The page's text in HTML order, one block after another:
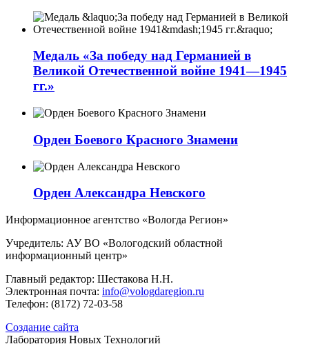
Медаль «За победу над Германией в
Великой Отечественной войне 1941—1945
гг.»
Орден Боевого Красного Знамени
Орден Александра Невского
Информационное агентство «Вологда Регион»
Учредитель: АУ ВО «Вологодский областной
информационный центр»
Главный редактор: Шестакова Н.Н.
Электронная почта: info@vologdaregion.ru
Телефон: (8172) 72-03-58
Создание сайта
Лаборатория Новых Технологий